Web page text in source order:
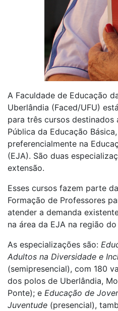
A Faculdade de Educação
Uberlândia (Faced/UFU)
para três cursos destinados
Pública da Educação
preferencialmente na
(EJA). São duas
extensão.
Esses cursos fazem parte
Formação de Professores
atender a demanda
na área da EJA na região
As especializações são:
Adultos na Diversidade e
(semipresencial), com 180
dos polos de Uberlândia,
Ponte); e Educação de
Juventude (presencial),